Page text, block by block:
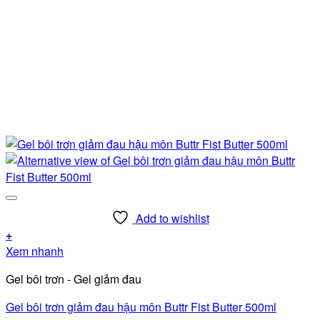
Add to wishlist
+
Xem nhanh
Gel bôi trơn - Gel giảm đau
Gel bôi trơn giảm đau hậu môn Buttr Fist Butter 500ml